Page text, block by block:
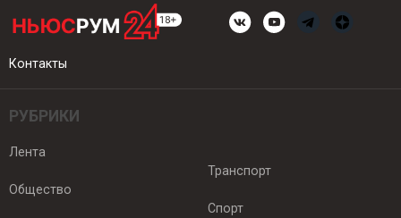
Контакты
РУБРИКИ
Лента
Общество
Транспорт
Спорт